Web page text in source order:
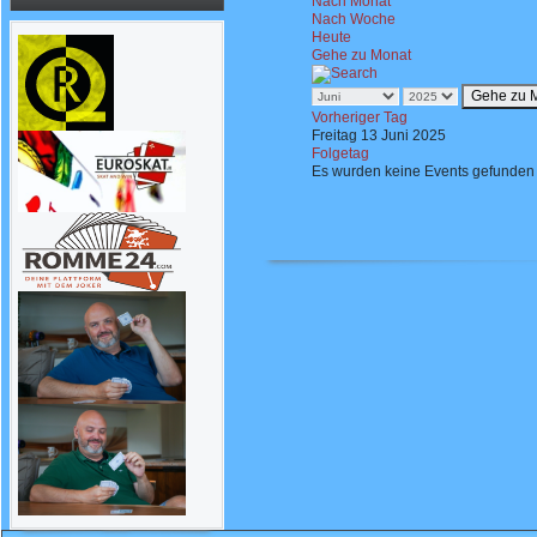
Nach Woche
Heute
Gehe zu Monat
Gehe zu
Vorheriger Tag
Freitag 13 Juni 2025
Folgetag
Es wurden keine Events gefunden